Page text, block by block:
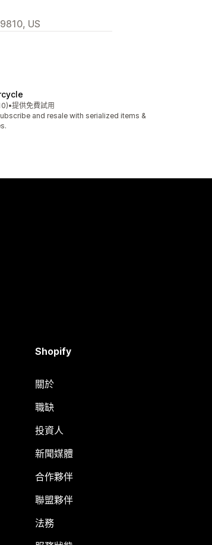
US
5 顆星
則評價
•提供免費試用
and resale with serialized items &
Shopify
關於
職缺
投資人
新聞媒體
合作夥伴
聯盟夥伴
法務